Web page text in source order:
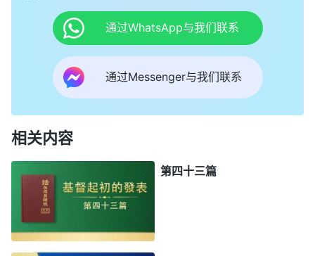
通过WhatsApp与我们联系
通过Messenger与我们联系
相关内容
第四十三篇